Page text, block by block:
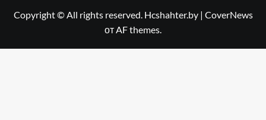
Copyright © All rights reserved. Hcshahter.by | CoverNews
от AF themes.